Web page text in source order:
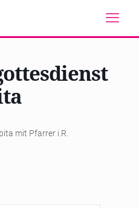
mit Pfarrer i.R.